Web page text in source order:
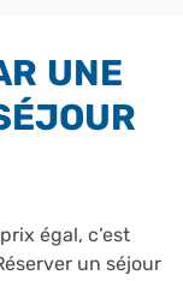
UNE
égal, c’est
un séjour